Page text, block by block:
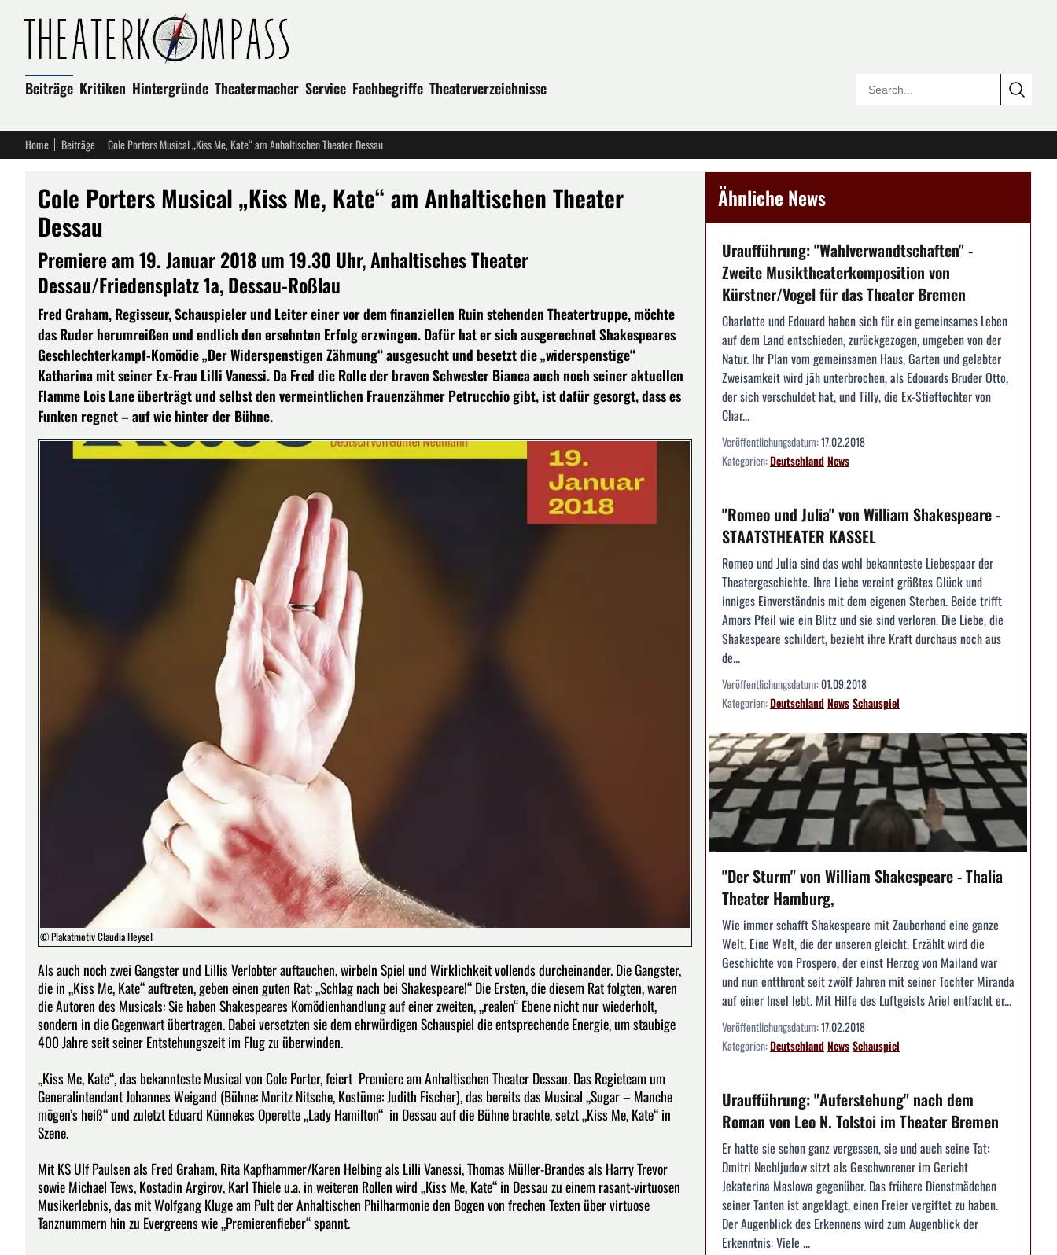
Beiträge Kritiken Hintergründe Theatermacher Service Fachbegriffe Theaterverzeichnisse
Home Beiträge Cole Porters Musical „Kiss Me, Kate“ am Anhaltischen Theater Dessau
Cole Porters Musical „Kiss Me, Kate“ am Anhaltischen Theater
Dessau
Premiere am 19. Januar 2018 um 19.30 Uhr, Anhaltisches Theater
Dessau/Friedensplatz 1a, Dessau-Roßlau
Fred Graham, Regisseur, Schauspieler und Leiter einer vor dem finanziellen Ruin stehenden Theatertruppe, möchte
das Ruder herumreißen und endlich den ersehnten Erfolg erzwingen. Dafür hat er sich ausgerechnet Shakespeares
Geschlechterkampf-Komödie „Der Widerspenstigen Zähmung“ ausgesucht und besetzt die „widerspenstige“
Katharina mit seiner Ex-Frau Lilli Vanessi. Da Fred die Rolle der braven Schwester Bianca auch noch seiner aktuellen
Flamme Lois Lane überträgt und selbst den vermeintlichen Frauenzähmer Petrucchio gibt, ist dafür gesorgt, dass es
Funken regnet – auf wie hinter der Bühne.
© Plakatmotiv Claudia Heysel
Als auch noch zwei Gangster und Lillis Verlobter auftauchen, wirbeln Spiel und Wirklichkeit vollends durcheinander. Die Gangster,
die in „Kiss Me, Kate“ auftreten, geben einen guten Rat: „Schlag nach bei Shakespeare!“ Die Ersten, die diesem Rat folgten, waren
die Autoren des Musicals: Sie haben Shakespeares Komödienhandlung auf einer zweiten, „realen“­ Ebene nicht nur wiederholt,
sondern in die Gegenwart übertragen. Dabei versetzten sie dem ehrwürdigen Schauspiel die entsprechen­­de Energie, um staubige
400 Jahre seit seiner Entstehungszeit im Flug zu überwinden.
„Kiss Me, Kate“, das bekannteste Musical von Cole Porter, feiert Premiere am Anhaltischen Theater Dessau. Das Regieteam um
Generalintendant Johannes Weigand (Bühne: Moritz Nitsche, Kostüme: Judith Fischer), das bereits das Musical „Sugar – Manche
mögen’s heiß“ und zuletzt Eduard Künnekes Operette „Lady Hamilton“ in Dessau auf die Bühne brachte, setzt „Kiss Me, Kate“ in
Szene.
Mit KS Ulf Paulsen als Fred Graham, Rita Kapfhammer/Karen Helbing als Lilli Vanessi, Thomas Müller-Brandes als Harry Trevor
sowie Michael Tews, Kostadin Argirov, Karl Thiele u.a. in weiteren Rollen wird „Kiss Me, Kate“ in Dessau zu einem rasant-virtuosen
Musikerlebnis, das mit Wolfgang Kluge am Pult der Anhaltischen Philharmonie den Bogen von frechen Texten über virtuose
Tanznummern hin zu Evergreens wie „Premierenfieber“ spannt.
Ähnliche News
Uraufführung: "Wahlverwandtschaften" -
Zweite Musiktheaterkomposition von
Kürstner/Vogel für das Theater Bremen
Charlotte und Edouard haben sich für ein gemeinsames Leben
auf dem Land entschieden, zurückgezogen, umgeben von der
Natur. Ihr Plan vom gemeinsamen Haus, Garten und gelebter
Zweisamkeit wird jäh unterbrochen, als Edouards Bruder Otto,
der sich verschuldet hat, und Tilly, die Ex-Stieftochter von
Char...
Veröffentlichungsdatum:17.02.2018
Kategorien:DeutschlandNews
"Romeo und Julia" von William Shakespeare -
STAATSTHEATER KASSEL
Romeo und Julia sind das wohl bekannteste Liebespaar der
Theatergeschichte. Ihre Liebe vereint größtes Glück und
inniges Einverständnis mit dem eigenen Sterben. Beide trifft
Amors Pfeil wie ein Blitz und sie sind verloren. Die Liebe, die
Shakespeare schildert, bezieht ihre Kraft durchaus noch aus
de...
Veröffentlichungsdatum:01.09.2018
Kategorien:DeutschlandNewsSchauspiel
"Der Sturm" von William Shakespeare - Thalia
Theater Hamburg,
Wie immer schafft Shakespeare mit Zauberhand eine ganze
Welt. Eine Welt, die der unseren gleicht. Erzählt wird die
Geschichte von Prospero, der einst Herzog von Mailand war
und nun entthront seit zwölf Jahren mit seiner Tochter Miranda
auf einer Insel lebt. Mit Hilfe des Luftgeists Ariel entfacht er...
Veröffentlichungsdatum:17.02.2018
Kategorien:DeutschlandNewsSchauspiel
Uraufführung: "Auferstehung" nach dem
Roman von Leo N. Tolstoi im Theater Bremen
Er hatte sie schon ganz vergessen, sie und auch seine Tat:
Dmitri Nechljudow sitzt als Geschworener im Gericht
Jekaterina Maslowa gegenüber. Das frühere Dienstmädchen
seiner Tanten ist angeklagt, einen Freier vergiftet zu haben.
Der Augenblick des Erkennens wird zum Augenblick der
Erkenntnis: Viele ...